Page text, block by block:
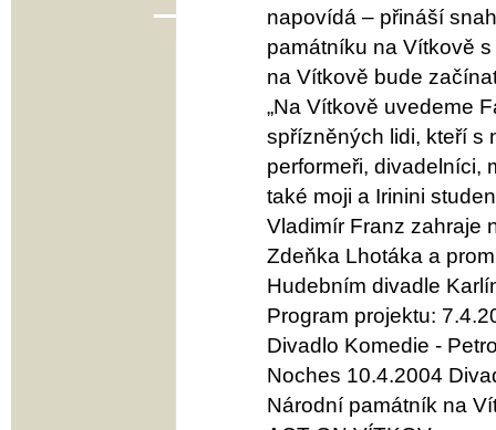
napovídá – přináší
památníku na Vítkově
na Vítkově bude
„Na Vítkově uvedeme
spřízněných lidi, kteří s
performeři, divadelníci,
také moji a Irinini
Vladimír Franz zahraje
Zdeňka Lhotáka a
Hudebním divadle
Program projektu:
Divadlo Komedie -
Noches 10.4.2004
Národní památník na